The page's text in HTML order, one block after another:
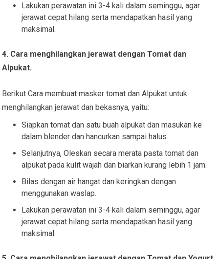
Lakukan perawatan ini 3-4 kali dalam seminggu, agar
jerawat cepat hilang serta mendapatkan hasil yang
maksimal.
4. Cara menghilangkan jerawat dengan Tomat dan
Alpukat.
Berikut Cara membuat masker tomat dan Alpukat untuk
menghilangkan jerawat dan bekasnya, yaitu:
Siapkan tomat dan satu buah alpukat dan masukan ke
dalam blender dan hancurkan sampai halus.
Selanjutnya, Oleskan secara merata pasta tomat dan
alpukat pada kulit wajah dan biarkan kurang lebih 1 jam.
Bilas dengan air hangat dan keringkan dengan
menggunakan waslap.
Lakukan perawatan ini 3-4 kali dalam seminggu, agar
jerawat cepat hilang serta mendapatkan hasil yang
maksimal.